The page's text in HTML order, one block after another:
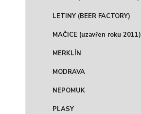
LETINY (BEER FACTORY)
MAČICE (uzavřen roku 2011)
MERKLÍN
MODRAVA
NEPOMUK
PLASY